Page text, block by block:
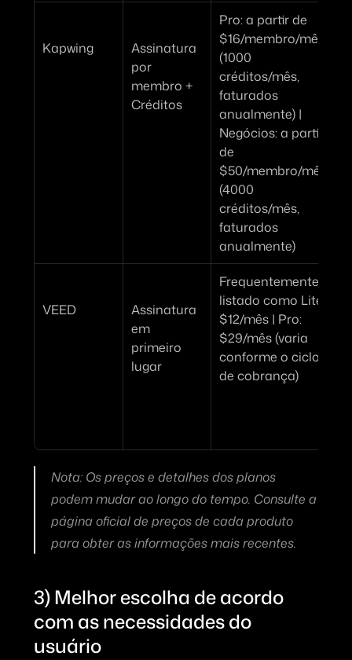
Kapwing
Assinatura
por
membro +
Créditos
Pro: a partir de
$16/membro/mês
(1000
créditos/mês,
faturados
Negócios: a partir
de
$50/membro/mês
(4000
créditos/mês,
faturados
anualmente)
VEED
Assinatura
em
primeiro
lugar
Frequentemente
listado como Lite:
$12/mês | Pro:
$29/mês (varia
conforme o ciclo
de cobrança)
Nota: Os preços e detalhes dos planos
podem mudar ao longo do tempo. Consulte a
página oficial de preços de cada produto
para obter as informações mais recentes.
3) Melhor escolha de acordo
com as necessidades do
usuário